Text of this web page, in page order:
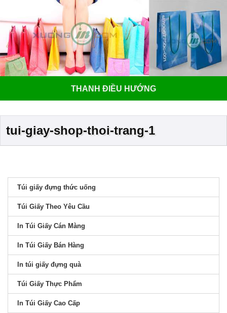
THANH ĐIỀU HƯỚNG
tui-giay-shop-thoi-trang-1
Túi giấy đựng thức uống
Túi Giấy Theo Yêu Cầu
In Túi Giấy Cán Màng
In Túi Giấy Bán Hàng
In túi giấy đựng quà
Túi Giấy Thực Phẩm
In Túi Giấy Cao Cấp